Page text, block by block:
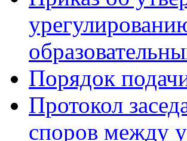
Порядок
Протокол
споров между